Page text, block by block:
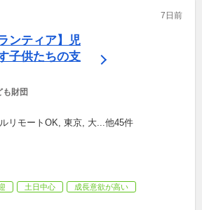
7日前
ンティア】児
子供たちの支
も財団
リモートOK, 東京, 大...他45件
土日中心
成長意欲が高い